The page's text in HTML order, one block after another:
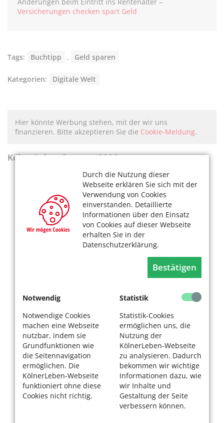
Durch die Nutzung dieser
Webseite erklären Sie sich mit der
Verwendung von Cookies
einverstanden. Detaillierte
Informationen über den Einsatz
von Cookies auf dieser Webseite
erhalten Sie in der
Datenschutzerklärung.
Bestätigen
Notwendig
Notwendige Cookies
machen eine Webseite
nutzbar, indem sie
Grundfunktionen wie
die Seitennavigation
ermöglichen. Die
KölnerLeben-Webseite
funktioniert ohne diese
Cookies nicht richtig.
Statistik
Statistik-Cookies
ermöglichen uns, die
Nutzung der
KölnerLeben-Webseite
zu analysieren. Dadurch
bekommen wir wichtige
Informationen dazu, wie
wir Inhalte und
Gestaltung der Seite
verbessern können.
Versicherungen checken spart Geld
Tags: Buchtipp , Geld sparen
Kategorien: Digitale Welt
Hier könnte Werbung stehen, mit der wir uns
finanzieren. Bitte akzeptieren Sie die Cookie-Meldung.
KölnerLeben Sommer 2026